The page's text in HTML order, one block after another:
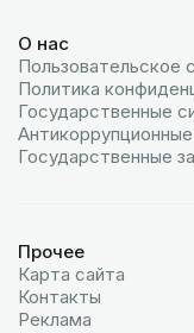
О нас
Пользовательское
Политика
Государственные
Государственные
Прочее
Карта сайта
Контакты
Реклама